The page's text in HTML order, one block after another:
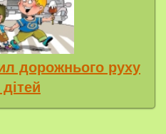
дорожнього руху